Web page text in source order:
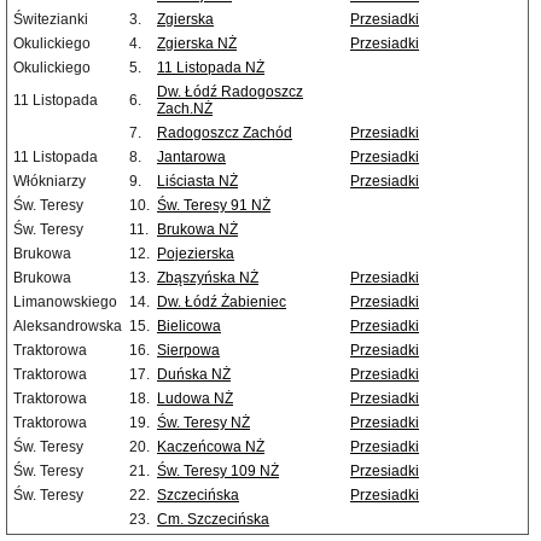
Świtezianki
3. Zgierska
Przesiadki
Okulickiego
4. Zgierska NŻ
Przesiadki
Okulickiego
5.
11 Listopada NŻ
11 Listopada
6.
Dw. Łódź Radogoszcz
Zach.NŻ
7.
Radogoszcz Zachód
Przesiadki
11 Listopada
8. Jantarowa
Przesiadki
Włókniarzy
9. Liściasta NŻ
Przesiadki
Św. Teresy
10. Św. Teresy 91 NŻ
Św. Teresy
11.
Brukowa NŻ
Brukowa
12. Pojezierska
Brukowa
13. Zbąszyńska NŻ
Przesiadki
Limanowskiego
14. Dw. Łódź Żabieniec
Przesiadki
Aleksandrowska 15. Bielicowa
Przesiadki
Traktorowa
16. Sierpowa
Przesiadki
Traktorowa
17. Duńska NŻ
Przesiadki
Traktorowa
18. Ludowa NŻ
Przesiadki
Traktorowa
19. Św. Teresy NŻ
Przesiadki
Św. Teresy
20. Kaczeńcowa NŻ
Przesiadki
Św. Teresy
21. Św. Teresy 109 NŻ
Przesiadki
Św. Teresy
22. Szczecińska
Przesiadki
23. Cm. Szczecińska